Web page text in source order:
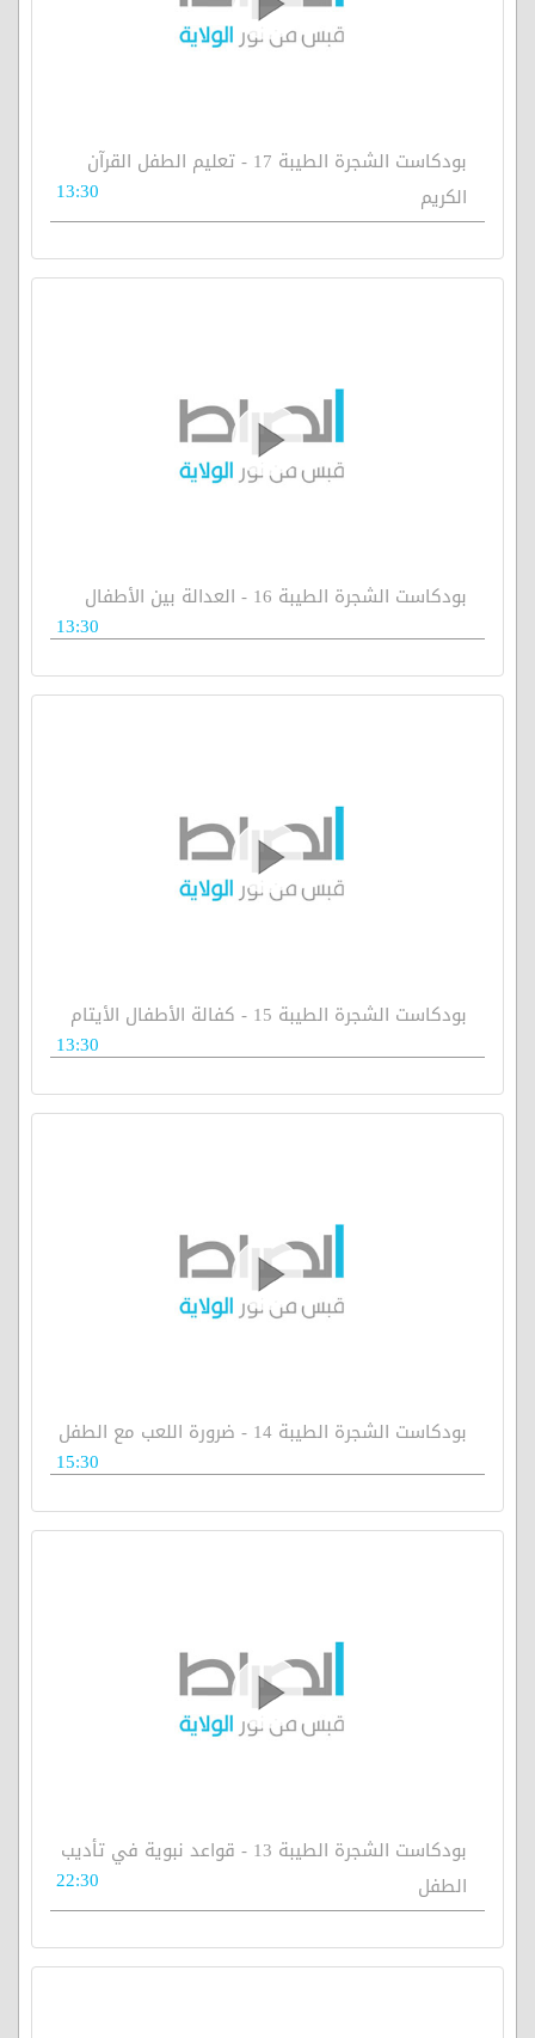
بودكاست الشجرة الطيبة 17 - تعليم الطفل القرآن
الكريم
13:30
بودكاست الشجرة الطيبة 16 - العدالة بين الأطفال
13:30
بودكاست الشجرة الطيبة 15 - كفالة الأطفال الأيتام
13:30
بودكاست الشجرة الطيبة 14 - ضرورة اللعب مع الطفل
15:30
بودكاست الشجرة الطيبة 13 - قواعد نبوية في تأديب
الطفل
22:30